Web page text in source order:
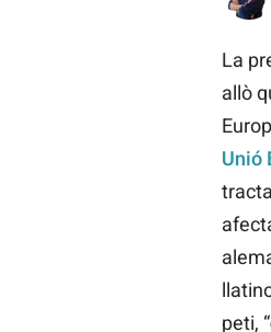
La
allò
Unió
peti, “